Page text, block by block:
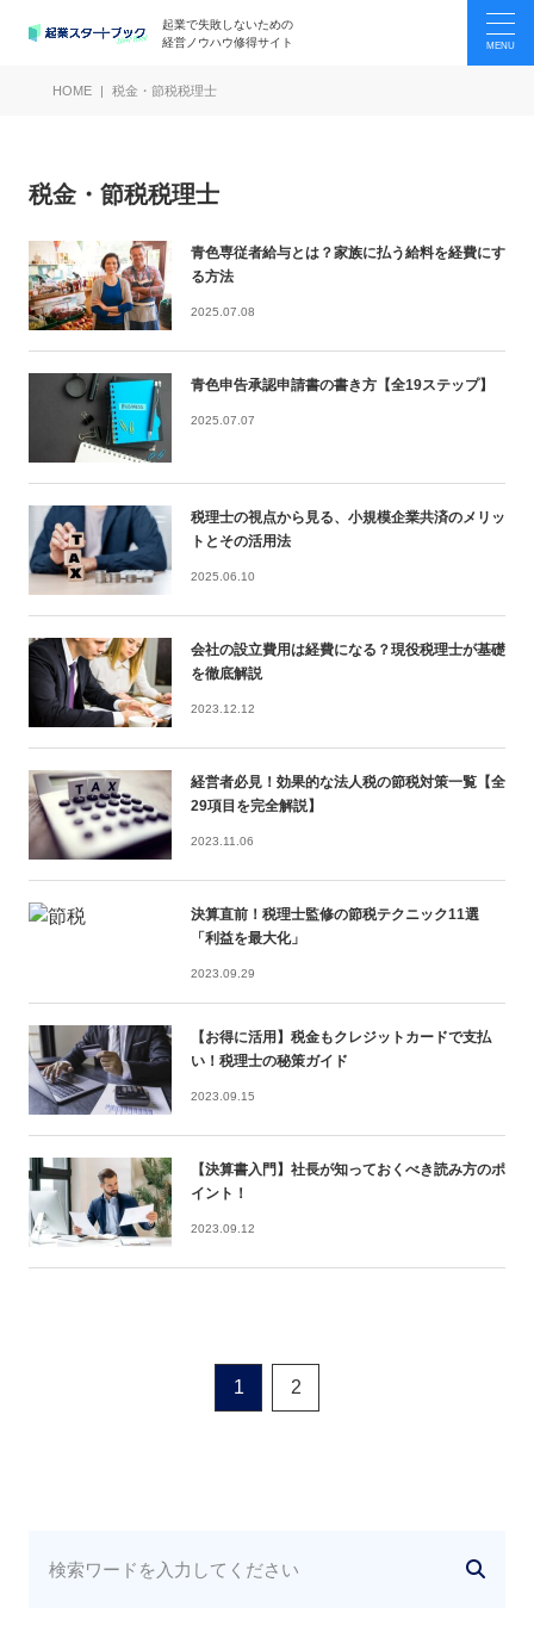
起業で失敗しないための
経営ノウハウ修得サイト
HOME 税金・節税税理士
税金・節税税理士
青色専従者給与とは？家族に払う給料を経費にす
る方法
2025.07.08
青色申告承認申請書の書き方【全19ステップ】
2025.07.07
税理士の視点から見る、小規模企業共済のメリッ
トとその活用法
2025.06.10
会社の設立費用は経費になる？現役税理士が基礎
を徹底解説
2023.12.12
経営者必見！効果的な法人税の節税対策一覧【全
29項目を完全解説】
2023.11.06
決算直前！税理士監修の節税テクニック11選
「利益を最大化」
2023.09.29
【お得に活用】税金もクレジットカードで支払
い！税理士の秘策ガイド
2023.09.15
【決算書入門】社長が知っておくべき読み方のポ
イント！
2023.09.12
1 2